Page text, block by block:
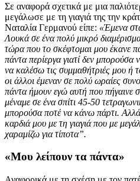
Σε αναφορά σχετικά με μια
μεγάλωσε με τη γιαγιά της την
Ναταλία Γερμανού είπε: «Έμενα
Λουκά σε ένα πολύ μικρό
τώρα που το σκέφτομαι μου έκανε
πάντα περίεργα γιατί δεν μπορούσα
να καλέσω τις συμμαθήτριές μου ή
οι άλλοι έμεναν σε πολύ ωραίες
πάντα ήμουν εγώ αυτή που πήγαινε
μέναμε σε ένα σπίτι 45-50
μπορούσα ποτέ να κάνω πάρτι. Αλλά
καρδιά μου με τη γιαγιά που με
χαραμίζω για τίποτα”.
«Μου λείπουν τα πάντα»